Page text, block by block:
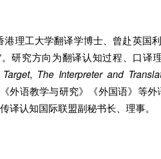
理工大学翻译学博士、曾赴英国
研究方向为翻译认知过程、口译
Target, The Interpreter and
外语教学与研究》《外国语》等
认知国际联盟副秘书长、理事。